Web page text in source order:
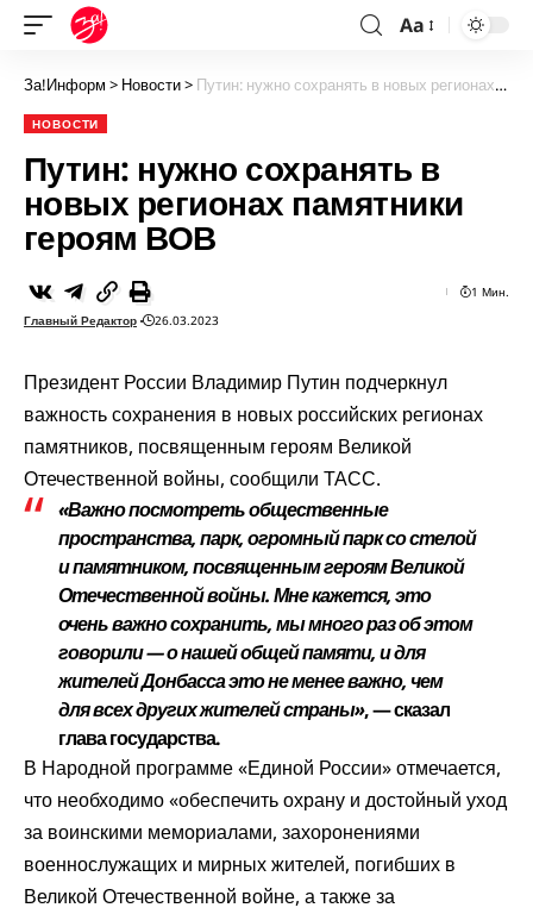
Aa
За!Информ > Новости> Путин: нужно сохранять в новых регионах памятники героям ВОВ
НОВОСТИ
Путин: нужно сохранять в
новых регионах памятники
героям ВОВ
Главный Редактор 26.03.2023
1 Мин.
Президент России Владимир Путин подчеркнул
важность сохранения в новых российских регионах
памятников, посвященным героям Великой
Отечественной войны, сообщили ТАСС.
«Важно посмотреть общественные
пространства, парк, огромный парк со стелой
и памятником, посвященным героям Великой
Отечественной войны. Мне кажется, это
очень важно сохранить, мы много раз об этом
говорили — о нашей общей памяти, и для
жителей Донбасса это не менее важно, чем
для всех других жителей страны», — сказал
глава государства.
В Народной программе«Единой России» отмечается,
что необходимо «обеспечить охрану и достойный уход
за воинскими мемориалами, захоронениями
военнослужащих и мирных жителей, погибших в
Великой Отечественной войне, а также за